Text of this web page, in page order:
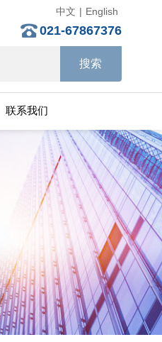
中文 | English
021-67867376
联系我们